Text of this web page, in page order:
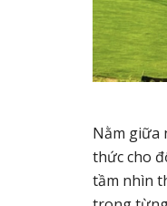
Nằm giữa
thức cho
tầm nhìn